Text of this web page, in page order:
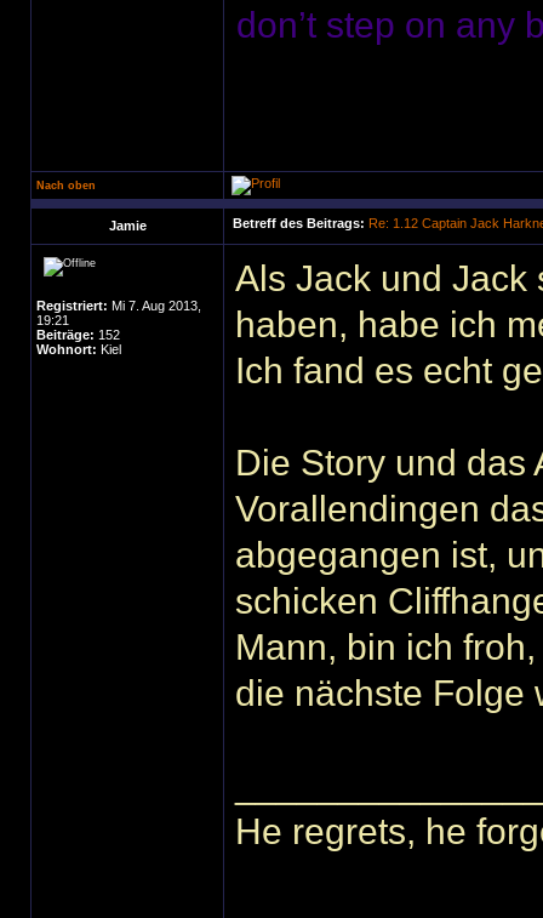
don’t step on any
Nach oben
Jamie Betreff des Beitrags: Re: 1.12 Captain Jack
Registriert: Mi 7. Aug 2013,
19:21
Beiträge: 152
Wohnort: Kiel
Als Jack und Jack
haben, habe ich
Ich fand es echt
Die Story und das
Vorallendingen
abgegangen ist,
schicken
Mann, bin ich
die nächste Folge
He regrets, he